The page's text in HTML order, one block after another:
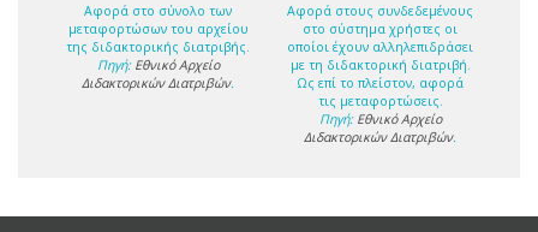
Αφορά στο σύνολο των
μεταφορτώσων του αρχείου
της διδακτορικής διατριβής.
Πηγή: Εθνικό Αρχείο
Διδακτορικών Διατριβών.
Αφορά στους συνδεδεμένους
στο σύστημα χρήστες οι
οποίοι έχουν αλληλεπιδράσει
με τη διδακτορική διατριβή.
Ως επί το πλείστον, αφορά
τις μεταφορτώσεις.
Πηγή: Εθνικό Αρχείο
Διδακτορικών Διατριβών.